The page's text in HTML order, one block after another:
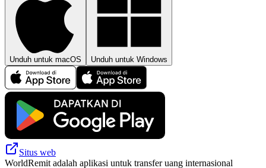
Unduh untuk macOS Unduh untuk Windows
Situs web
WorldRemit adalah aplikasi untuk transfer uang internasional